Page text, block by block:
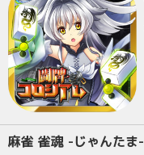
麻雀 雀魂 -じゃんたま-